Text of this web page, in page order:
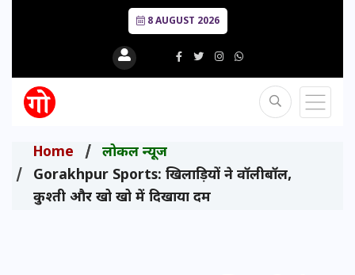
8 AUGUST 2026
Home
लोकल न्यूज
Gorakhpur Sports: खिलाड़ियों ने वॉलीबॉल,
कुश्ती और खो खो में दिखाया दम